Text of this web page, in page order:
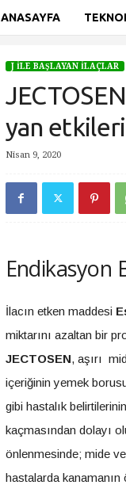
ANASAYFA
Ana Sayfa J İle Başlayan İlaçlar
J İLE BAŞLAYAN İLAÇLAR
yan
Nisan 9, 2020
Endikasyon
İlacın etken maddesi
miktarını azaltan bir
JECTOSEN, aşırı
içeriğinin yemek
gibi hastalık
kaçmasından dolayı
önlenmesinde; mide
hastalarda